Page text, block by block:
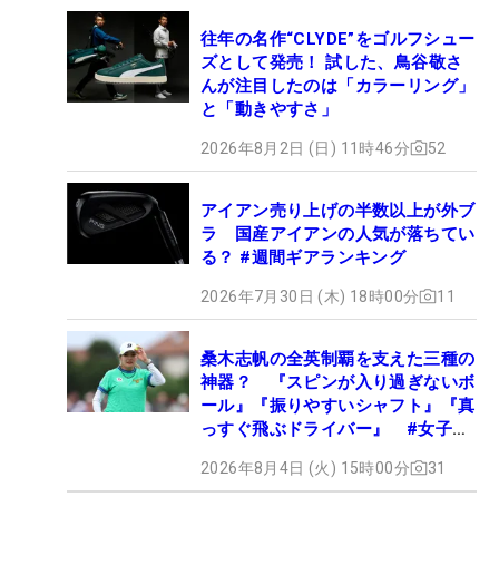
往年の名作“CLYDE”をゴルフシュー
ズとして発売！ 試した、鳥谷敬さ
んが注目したのは「カラーリング」
と「動きやすさ」
2026年8月2日 (日) 11時46分 52
アイアン売り上げの半数以上が外ブ
ラ 国産アイアンの人気が落ちてい
る？ #週間ギアランキング
2026年7月30日 (木) 18時00分 11
桑木志帆の全英制覇を支えた三種の
神器？ 『スピンが入り過ぎないボ
ール』『振りやすいシャフト』『真
っすぐ飛ぶドライバー』 #女子プ
2026年8月4日 (火) 15時00分 31